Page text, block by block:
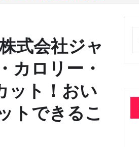
式会社ジャ
カロリー・
ット！おい
トできるこ